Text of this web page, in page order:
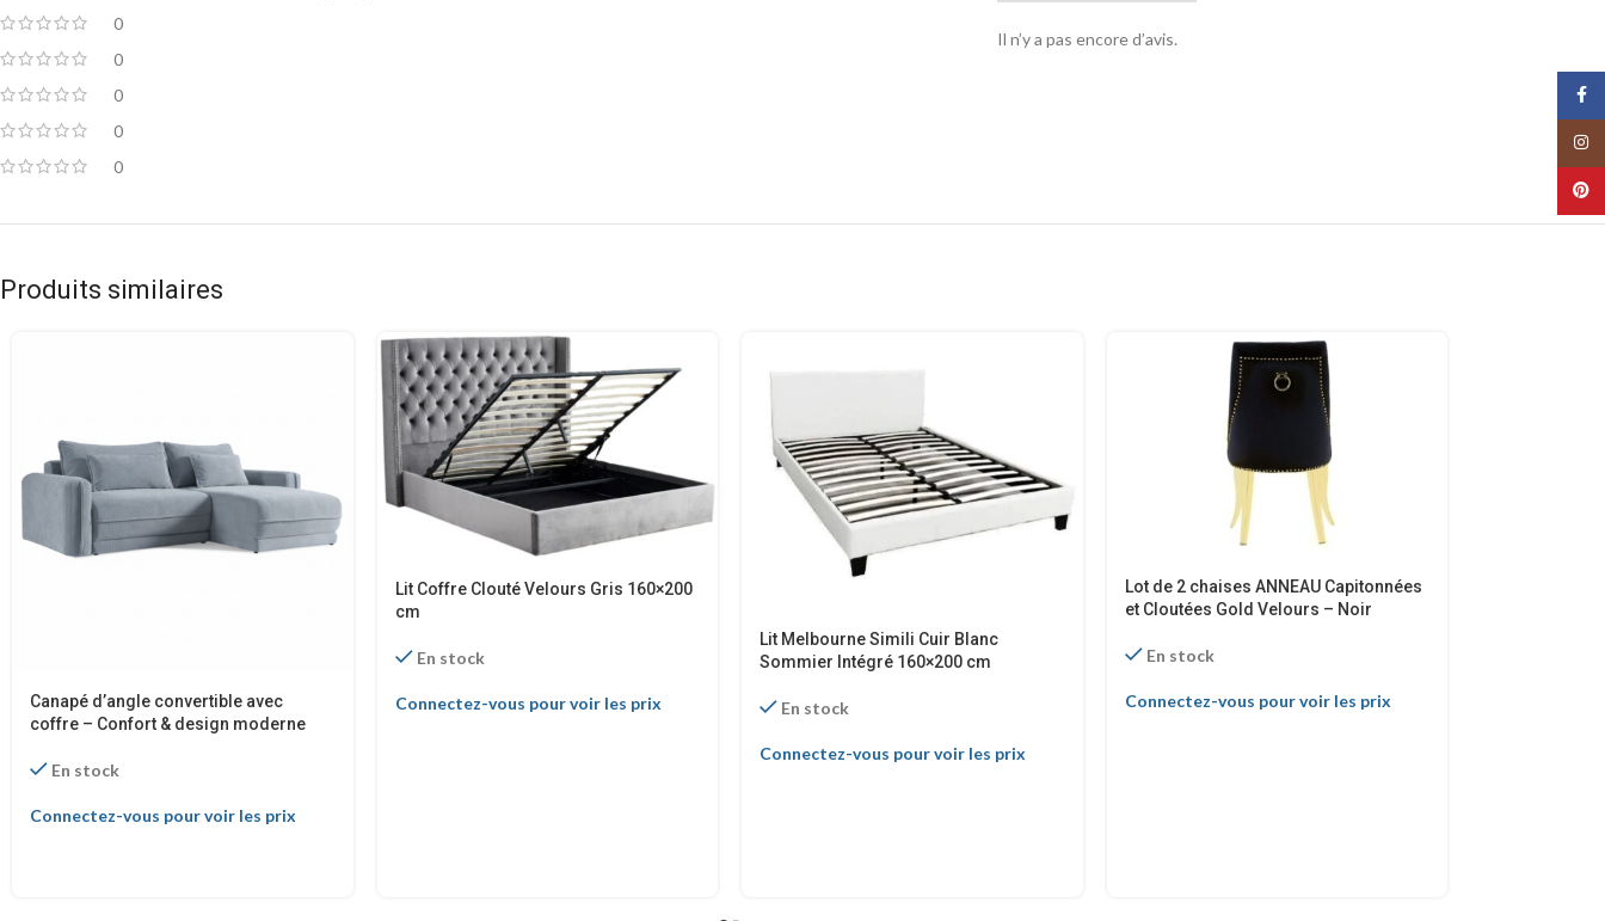
0
0
0
0
0
Il n’y a pas encore d’avis.
Produits similaires
Canapé d’angle convertible avec
coffre – Confort & design moderne
En stock
Connectez-vous pour voir les prix
Lit Coffre Clouté Velours Gris 160×200
cm
En stock
Connectez-vous pour voir les prix
Lit Melbourne Simili Cuir Blanc
Sommier Intégré 160×200 cm
En stock
Connectez-vous pour voir les prix
Lot de 2 chaises ANNEAU Capitonnées
et Cloutées Gold Velours – Noir
En stock
Connectez-vous pour voir les prix